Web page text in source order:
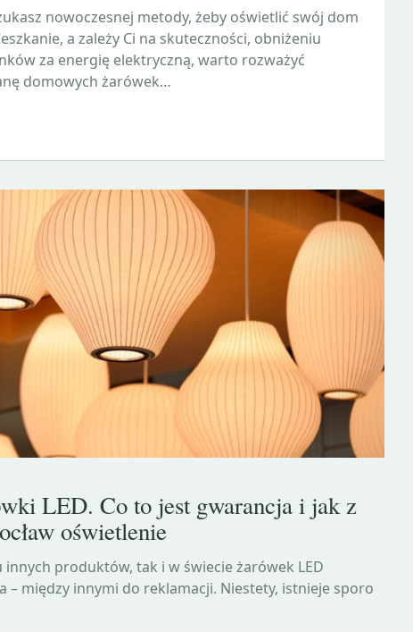
nowoczesnej metody, żeby oświetlić swój dom
a zależy Ci na skuteczności, obniżeniu
za energię elektryczną, warto rozważyć
domowych żarówek…
LED. Co to jest gwarancja i jak z
oświetlenie
produktów, tak i w świecie żarówek LED
– między innymi do reklamacji. Niestety, istnieje sporo